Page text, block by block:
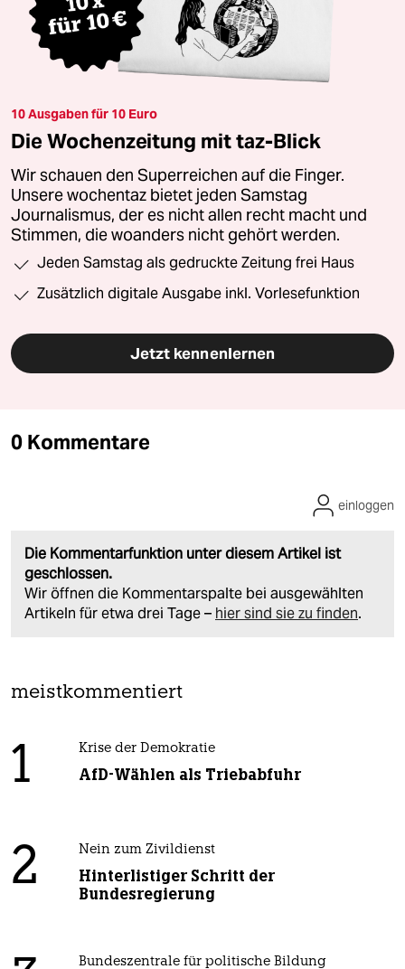
10 Ausgaben für 10 Euro
Die Wochenzeitung mit taz-Blick
Wir schauen den Superreichen auf die Finger.
Unsere wochentaz bietet jeden Samstag
Journalismus, der es nicht allen recht macht und
Stimmen, die woanders nicht gehört werden.
Jeden Samstag als gedruckte Zeitung frei Haus
Zusätzlich digitale Ausgabe inkl. Vorlesefunktion
Jetzt kennenlernen
0 Kommentare
Die Kommentarfunktion unter diesem Artikel ist
geschlossen.
Wir öffnen die Kommentarspalte bei ausgewählten
Artikeln für etwa drei Tage – hier sind sie zu finden.
einloggen
meistkommentiert
1 Krise der Demokratie
AfD-Wählen als Triebabfuhr
2 Nein zum Zivildienst
Hinterlistiger Schritt der
Bundesregierung
Bundeszentrale für politische Bildung